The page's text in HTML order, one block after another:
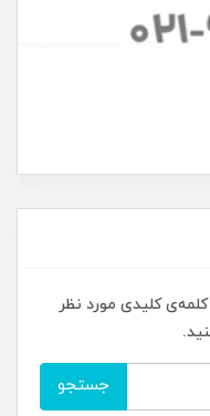
کلیدی مورد نظر
جستجو